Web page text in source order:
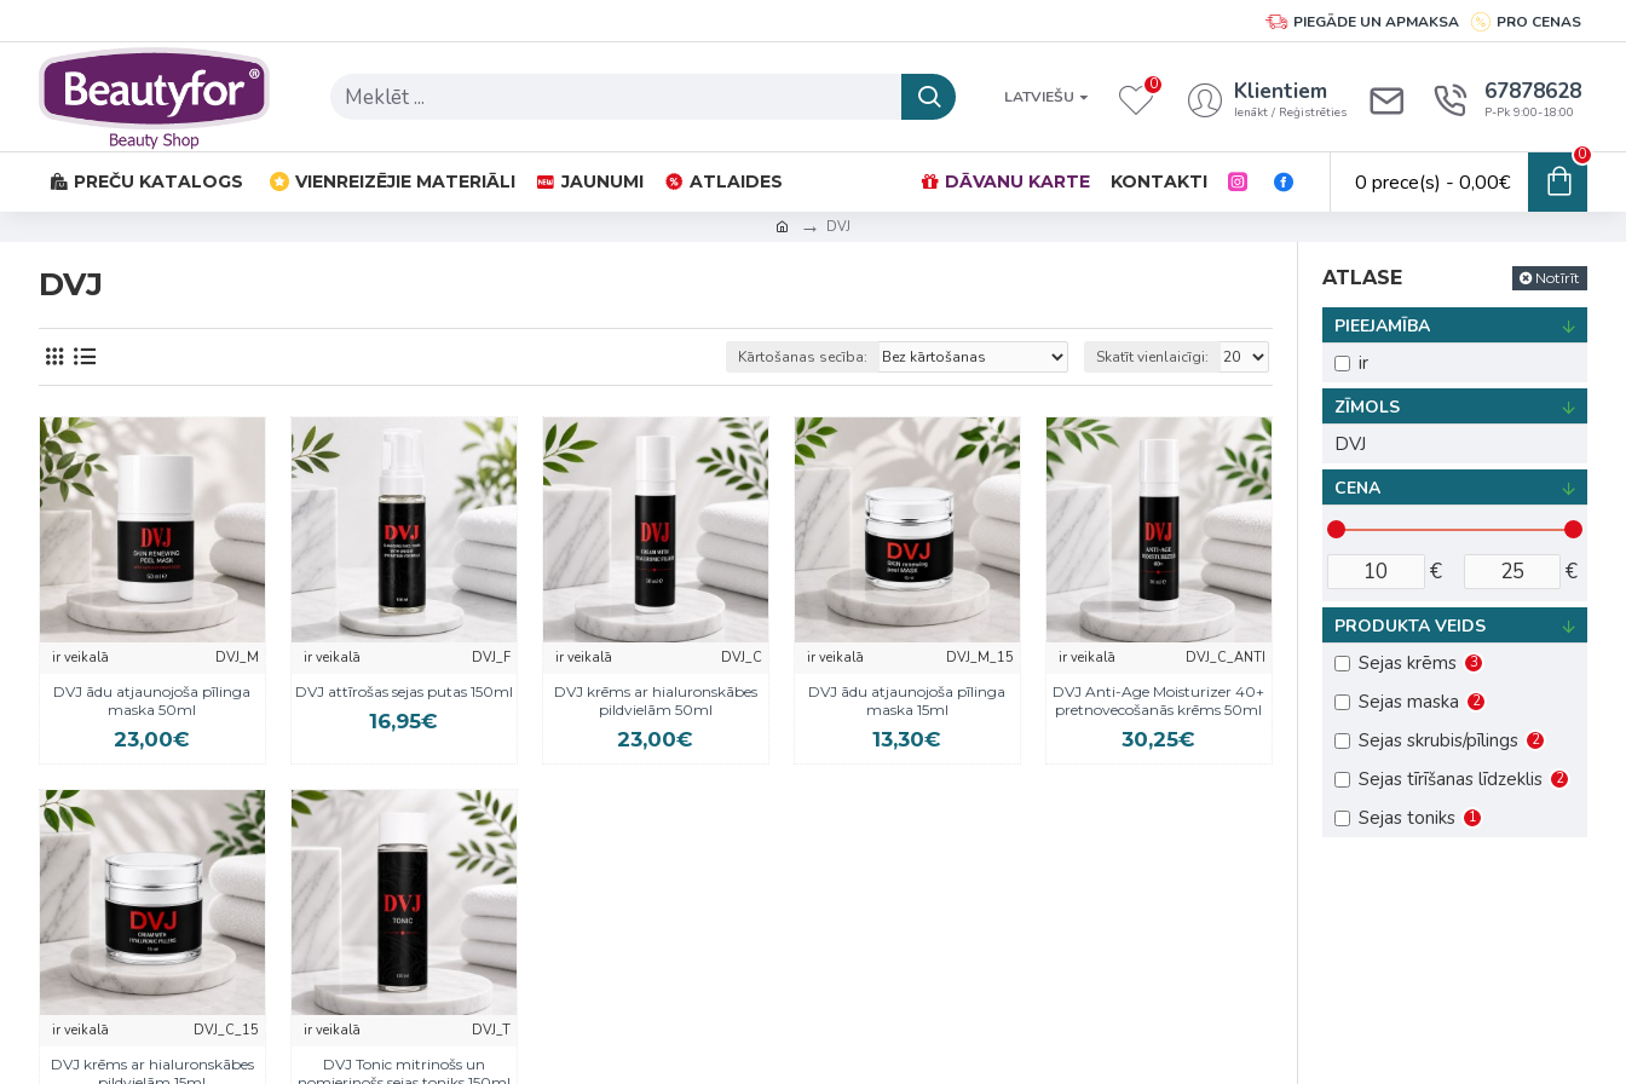
PIEGĀDE UN APMAKSA PRO CENAS
LATVIEŠU
0 Klientiem
Ienākt / Reģistrēties
67878628
P-Pk 9:00-18:00
PREČU KATALOGS VIENREIZĒJIE MATERIĀLI JAUNUMI ATLAIDES DĀVANU KARTE KONTAKTI 0 prece(s) - 0,00€
0
DVJ
DVJ
Kārtošanas secība: Skatīt vienlaicīgi:
ir veikalā
DVJ_M
DVJ ādu atjaunojoša pīlinga
maska ​​50ml
23,00€
ir veikalā
DVJ_F
DVJ attīrošas sejas putas 150ml
16,95€
ir veikalā
DVJ_C
DVJ krēms ar hialuronskābes
pildvielām 50ml
23,00€
ir veikalā
DVJ_M_15
DVJ ādu atjaunojoša pīlinga
maska ​​15ml
13,30€
ir veikalā
DVJ_C_ANTI
DVJ Anti-Age Moisturizer 40+
pretnovecošanās krēms 50ml
30,25€
ir veikalā
DVJ_C_15
DVJ krēms ar hialuronskābes
ir veikalā
DVJ_T
DVJ Tonic mitrinošs un
ATLASE Notīrīt
CENA
€ €
ZĪMOLS
DVJ
PRODUKTA VEIDS
Sejas krēms 3
Sejas maska 2
Sejas skrubis/pīlings 2
Sejas tīrīšanas līdzeklis 2
Sejas toniks 1
PIEEJAMĪBA
ir